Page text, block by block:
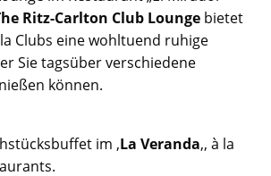
Ritz-Carlton Club Lounge bietet
Clubs eine wohltuend ruhige
Sie tagsüber verschiedene
können.
im ‚La Veranda‚, à la